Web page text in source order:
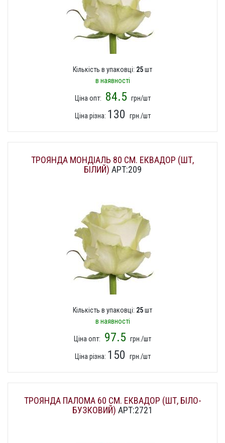
Кількість в упаковці: 25шт
в наявності
Ціна опт: 84.5 грн/шт
Ціна різна: 130 грн./шт
ТРОЯНДА МОНДІАЛЬ 80 СМ. ЕКВАДОР (ШТ,
БІЛИЙ) АРТ:209
Кількість в упаковці: 25шт
в наявності
Ціна опт: 97.5 грн./шт
Ціна різна: 150 грн./шт
ТРОЯНДА ПАЛОМА 60 СМ. ЕКВАДОР (ШТ, БІЛО-
БУЗКОВИЙ) АРТ:2721